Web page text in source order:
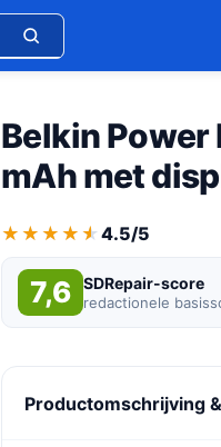
Belkin
mAh met
★★★★★
★★★★★ 4.5/5
7,6 SDRepair-score
redactionele
Productomschrijving